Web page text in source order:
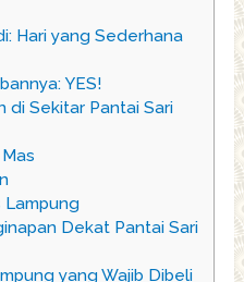
Hari yang Sederhana
YES!
di Sekitar Pantai Sari
Dekat Pantai Sari
yang Wajib Dibeli